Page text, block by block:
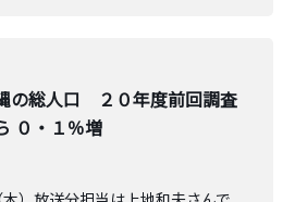
の総人口 ２０年度前回調査
０・１％増